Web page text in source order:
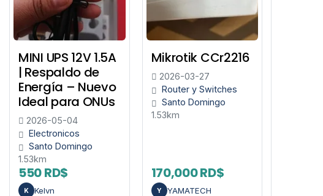
MINI UPS 12V 1.5A
| Respaldo de
Energía – Nuevo
Ideal para ONUs
2026-05-04
Electronicos
Santo Domingo
1.53km
550 RD$
K Kelvn
Mikrotik CCr2216
2026-03-27
Router y Switches
Santo Domingo
1.53km
170,000 RD$
Y YAMATECH